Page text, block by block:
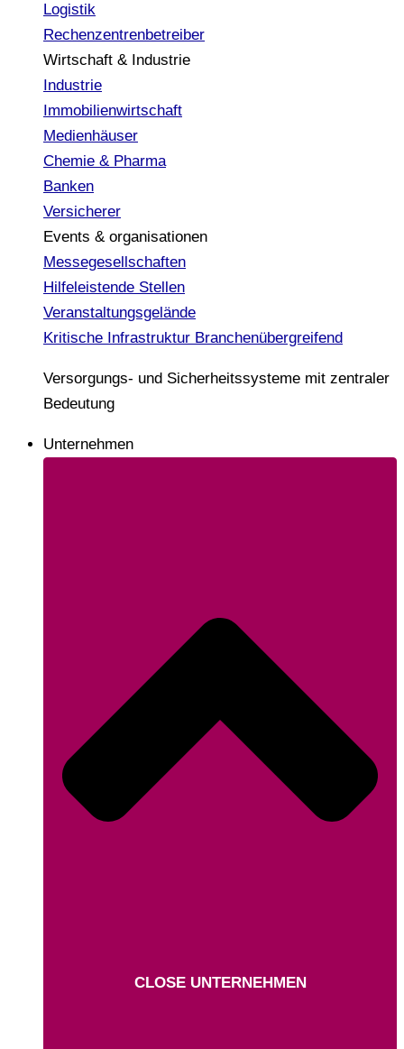
Logistik
Rechenzentrenbetreiber
Wirtschaft & Industrie
Industrie
Immobilienwirtschaft
Medienhäuser
Chemie & Pharma
Banken
Versicherer
Events & organisationen
Messegesellschaften
Hilfeleistende Stellen
Veranstaltungsgelände
Kritische Infrastruktur Branchenübergreifend
Versorgungs- und Sicherheitssysteme mit zentraler
Bedeutung
Unternehmen
CLOSE UNTERNEHMEN